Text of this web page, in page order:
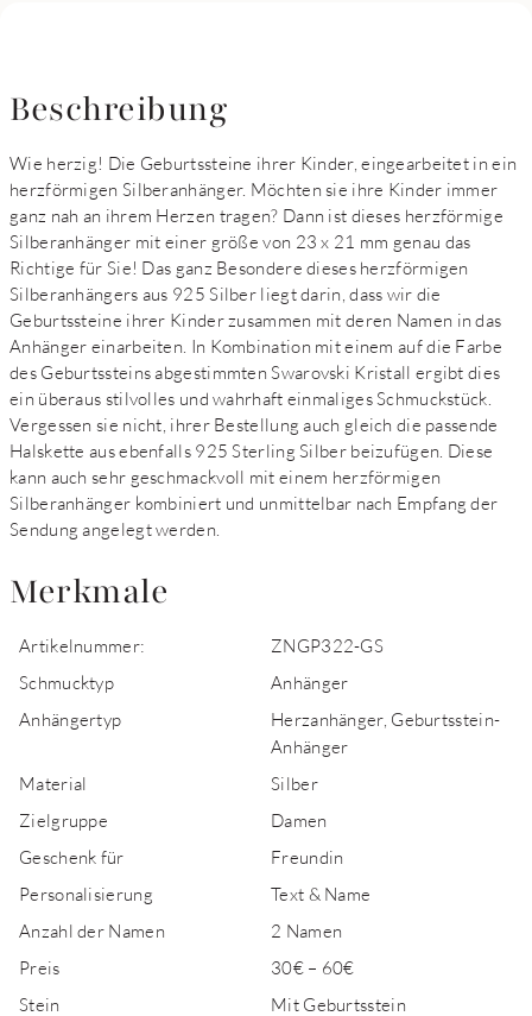
Beschreibung
Wie herzig! Die Geburtssteine ihrer Kinder, eingearbeitet in ein
herzförmigen Silberanhänger. Möchten sie ihre Kinder immer
ganz nah an ihrem Herzen tragen? Dann ist dieses herzförmige
Silberanhänger mit einer größe von 23 x 21 mm genau das
Richtige für Sie! Das ganz Besondere dieses herzförmigen
Silberanhängers aus 925 Silber liegt darin, dass wir die
Geburtssteine ihrer Kinder zusammen mit deren Namen in das
Anhänger einarbeiten. In Kombination mit einem auf die Farbe
des Geburtssteins abgestimmten Swarovski Kristall ergibt dies
ein überaus stilvolles und wahrhaft einmaliges Schmuckstück.
Vergessen sie nicht, ihrer Bestellung auch gleich die passende
Halskette aus ebenfalls 925 Sterling Silber beizufügen. Diese
kann auch sehr geschmackvoll mit einem herzförmigen
Silberanhänger kombiniert und unmittelbar nach Empfang der
Sendung angelegt werden.
Merkmale
Artikelnummer:
ZNGP322-GS
Schmucktyp
Anhänger
Anhängertyp
Herzanhänger, Geburtsstein-
Anhänger
Material
Silber
Zielgruppe
Damen
Geschenk für
Freundin
Personalisierung
Text & Name
Anzahl der Namen
2 Namen
Preis
30€ – 60€
Stein
Mit Geburtsstein